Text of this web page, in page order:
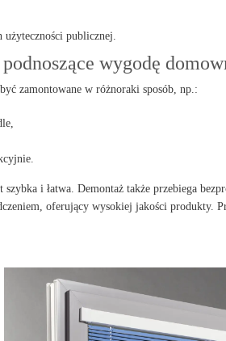
użyteczności publicznej.
wygodę
zamontowane w różnoraki sposób, np.:
szybka i łatwa. Demontaż także przebiega
oferujący wysokiej jakości produkty.